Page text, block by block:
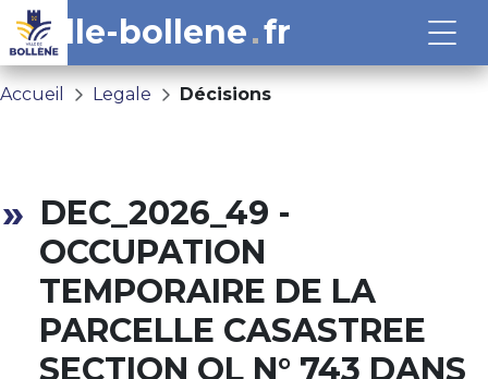
ville-bollene fr
Accueil Legale Décisions
DEC_2026_49 -
OCCUPATION
TEMPORAIRE DE LA
PARCELLE CASASTREE
SECTION OL N° 743 DANS